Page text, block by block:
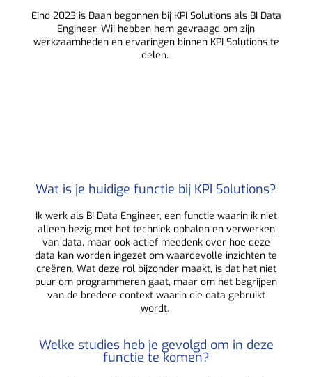
Eind 2023 is Daan begonnen bij KPI Solutions als BI Data
Engineer. Wij hebben hem gevraagd om zijn
werkzaamheden en ervaringen binnen KPI Solutions te
delen.
Wat is je huidige functie bij KPI Solutions?
Ik werk als BI Data Engineer, een functie waarin ik niet
alleen bezig met het techniek ophalen en verwerken
van data, maar ook actief meedenk over hoe deze
data kan worden ingezet om waardevolle inzichten te
creëren. Wat deze rol bijzonder maakt, is dat het niet
puur om programmeren gaat, maar om het begrijpen
van de bredere context waarin die data gebruikt
wordt.
Welke studies heb je gevolgd om in deze
functie te komen?